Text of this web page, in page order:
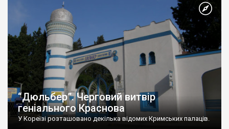
“Дюльбер”. Черговий витвір
геніального Краснова
У Кореїзі розташовано декілька відомих Кримських палаців.